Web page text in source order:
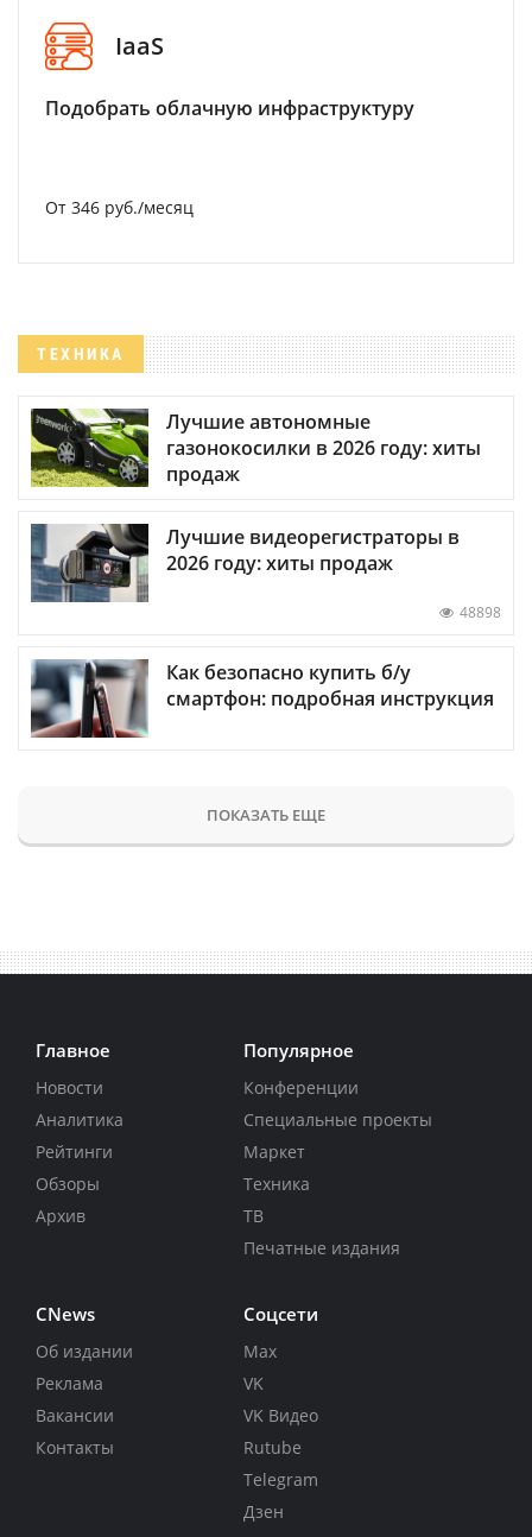
IaaS
Подобрать облачную инфраструктуру
От 346 руб./месяц
ТЕХНИКА
Лучшие автономные
газонокосилки в 2026 году: хиты
продаж
Лучшие видеорегистраторы в
2026 году: хиты продаж
48898
Как безопасно купить б/у
смартфон: подробная инструкция
ПОКАЗАТЬ ЕЩЕ
Главное
Новости
Аналитика
Рейтинги
Обзоры
Архив
Популярное
Конференции
Специальные проекты
Маркет
Техника
ТВ
Печатные издания
CNews
Об издании
Реклама
Вакансии
Контакты
Соцсети
Max
VK
VK Видео
Rutube
Telegram
Дзен